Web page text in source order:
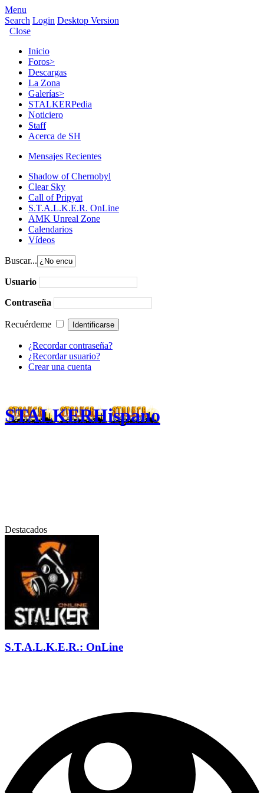
Menu
Search Login Desktop Version
Close
Inicio
Foros>
Descargas
La Zona
Galerías>
STALKERPedia
Noticiero
Staff
Acerca de SH
Mensajes Recientes
Shadow of Chernobyl
Clear Sky
Call of Pripyat
S.T.A.L.K.E.R. OnLine
AMK Unreal Zone
Calendarios
Vídeos
Buscar...
Usuario
Contraseña
Recuérdeme
¿Recordar contraseña?
¿Recordar usuario?
Crear una cuenta
STALKERHispano
Destacados
S.T.A.L.K.E.R.: OnLine